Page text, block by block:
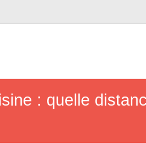
: quelle